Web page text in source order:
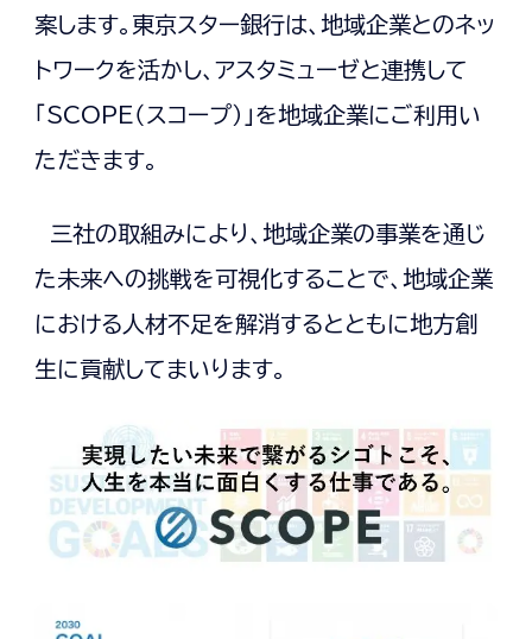
案します。東京スター銀行は、地域企業とのネッ
トワークを活かし、アスタミューゼと連携して
「SCOPE（スコープ）」を地域企業にご利用い
ただきます。
三社の取組みにより、地域企業の事業を通じ
た未来への挑戦を可視化することで、地域企業
における人材不足を解消するとともに地方創
生に貢献してまいります。